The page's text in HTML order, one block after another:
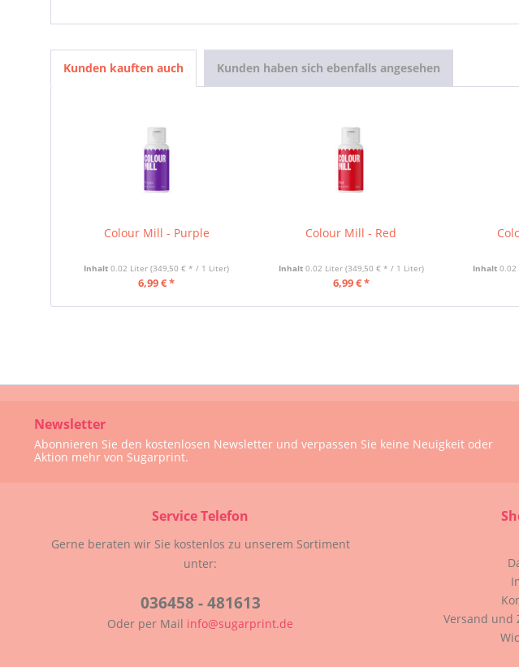
Kunden kauften auch Kunden haben sich ebenfalls angesehen
Colour Mill - Purple
Inhalt0.02 Liter(349,50 € * / 1 Liter)
6,99 € *
Colour Mill - Red
Inhalt 0.02 Liter (349,50 € * / 1 Liter)
6,99 € *
Inhalt
Service Telefon
Gerne beraten wir Sie kostenlos zu unserem Sortiment
unter:
036458 - 481613
Oder per Mail info@sugarprint.de
Versand und
Newsletter
Abonnieren Sie den kostenlosen Newsletter und verpassen Sie keine Neuigkeit oder
Aktion mehr von Sugarprint.